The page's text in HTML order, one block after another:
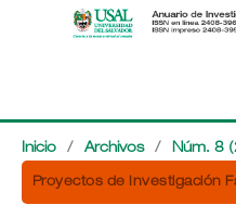
Inicio / Archivos / Núm. 8
Proyectos de Investigación